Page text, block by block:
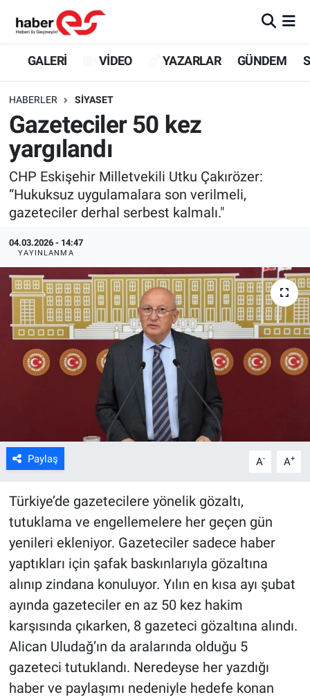
GALERİ VİDEO YAZARLAR GÜNDEM
HABERLER SİYASET
Gazeteciler 50 kez
yargılandı
CHP Eskişehir Milletvekili Utku Çakırözer:
“Hukuksuz uygulamalara son verilmeli,
gazeteciler derhal serbest kalmalı."
04.03.2026 - 14:47
YAYINLANMA
Paylaş A- A+
Türkiye’de gazetecilere yönelik gözaltı,
tutuklama ve engellemelere her geçen gün
yenileri ekleniyor. Gazeteciler sadece haber
yaptıkları için şafak baskınlarıyla gözaltına
alınıp zindana konuluyor. Yılın en kısa ayı şubat
ayında gazeteciler en az 50 kez hakim
karşısında çıkarken, 8 gazeteci gözaltına alındı.
Alican Uludağ’ın da aralarında olduğu 5
gazeteci tutuklandı. Neredeyse her yazdığı
haber ve paylaşımı nedeniyle hedefe konan
GALERİ
YAZARLAR
GÜNDEM
SİYASET
EKONOMİ
SPOR
ASAYİŞ
Eskişehir Nöbetçi Eczaneler
Eskişehir Trafik Yoğunluk Haritası
Süper Lig Puan Durumu ve Fikstür
Tüm Manşetler
Haber Arşivi